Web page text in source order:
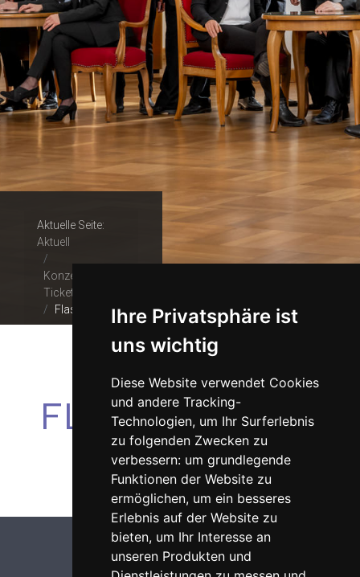
Ihre Privatsphäre ist
uns wichtig
Diese Website verwendet Cookies
und andere Tracking-
Technologien, um Ihr Surferlebnis
zu folgenden Zwecken zu
verbessern: um grundlegende
Funktionen der Website zu
ermöglichen, um ein besseres
Erlebnis auf der Website zu
bieten, um Ihr Interesse an
unseren Produkten und
Aktuelle Seite:
Aktuell
Konzerte &
Tickets
Flashmob
FLASHMOB